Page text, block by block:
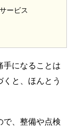
ービス
手になることは
と、ほんとう
で、整備や点検